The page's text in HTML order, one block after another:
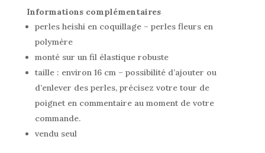
Informations complémentaires
perles heishi en coquillage – perles fleurs en
polymère
monté sur un fil élastique robuste
taille : environ 16 cm – possibilité d’ajouter ou
d’enlever des perles, précisez votre tour de
poignet en commentaire au moment de votre
commande.
vendu seul